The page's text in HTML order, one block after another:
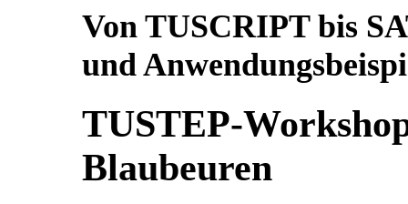
Von TUSCRIPT bis
und
TUSTEP-
Blaubeuren